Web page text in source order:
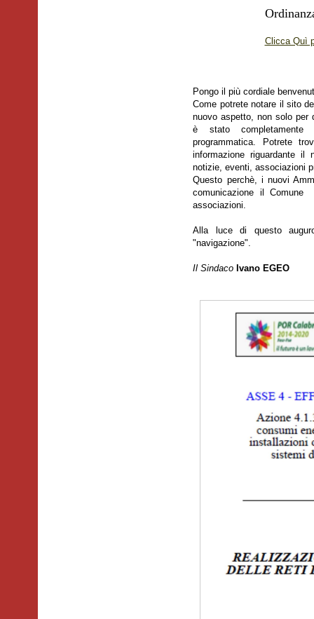
Clicca Quì
Pongo il più cordiale
Come potrete notare il sito
nuovo aspetto, non solo per
è stato
programmatica. Potrete
informazione riguardante il
notizie, eventi, associazioni
Questo perchè, i nuovi
comunicazione il
associazioni.
Alla luce di questo
"navigazione".
Il Sindaco Ivano EGEO